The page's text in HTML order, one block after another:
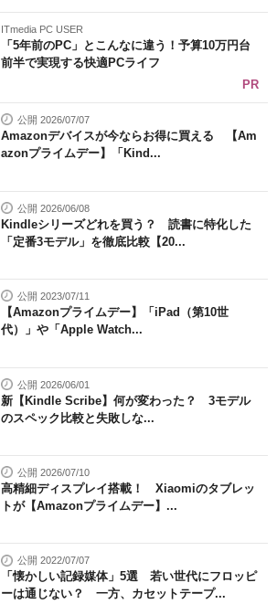
ITmedia PC USER
「5年前のPC」とこんなに違う！予算10万円台
前半で実現する快適PCライフ
PR
公開 2026/07/07
Amazonデバイスが今ならお得に買える 【Am
azonプライムデー】「Kind...
公開 2026/06/08
Kindleシリーズどれを買う？ 読書に特化した
「定番3モデル」を徹底比較【20...
公開 2023/07/11
【Amazonプライムデー】「iPad（第10世
代）」や「Apple Watch...
公開 2026/06/01
新【Kindle Scribe】何が変わった？ 3モデル
のスペック比較と失敗しな...
公開 2026/07/10
高精細ディスプレイ搭載！ Xiaomiのタブレッ
トが【Amazonプライムデー】...
公開 2022/07/07
「懐かしい記録媒体」5選 若い世代にフロッピ
ーは通じない？ 一方、カセットテープ...